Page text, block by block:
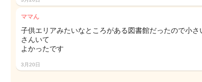
ママん
子供エリアみたいなところがある図書館だったので小さ
さんいて
よかったです
3月20日